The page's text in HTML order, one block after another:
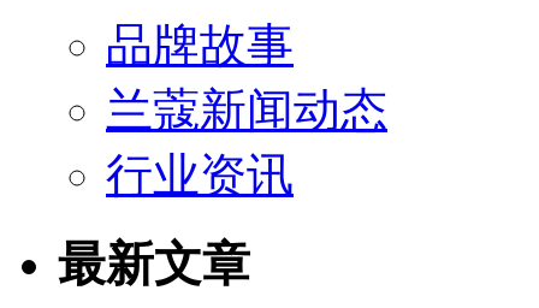
品牌故事
兰蔻新闻动态
行业资讯
最新文章